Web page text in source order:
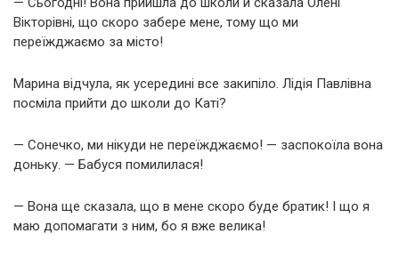
Вікторівні, що скоро забере мене, тому що ми
переїжджаємо за місто!
Марина відчула, як усередині все закипіло. Лідія Павлівна
посміла прийти до школи до Каті?
— Сонечко, ми нікуди не переїжджаємо! — заспокоїла вона
доньку. — Бабуся помилилася!
— Вона ще сказала, що в мене скоро буде братик! І що я
маю допомагати з ним, бо я вже велика!